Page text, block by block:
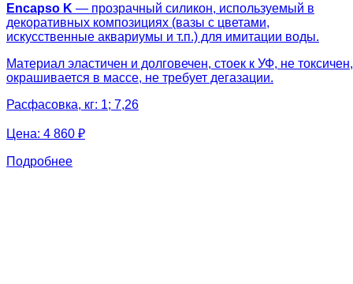
Encapso K — прозрачный силикон, используемый в
декоративных композициях (вазы с цветами,
искусственные аквариумы и т.п.) для имитации воды.
Материал эластичен и долговечен, стоек к УФ, не токсичен,
окрашивается в массе, не требует дегазации.
Расфасовка, кг: 1; 7,26
Цена: 4 860 ₽
Подробнее